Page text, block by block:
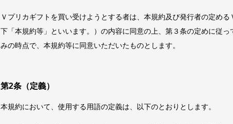
Ｖプリカギフトを買い受けようとする者は、本規約及び発行者の定め
下「本規約等」といいます。）の内容に同意の上、第３条の定めに従
みの時点で、本規約等に同意いただいたものとします。
第2条（定義）
本規約において、使用する用語の定義は、以下のとおりとします。